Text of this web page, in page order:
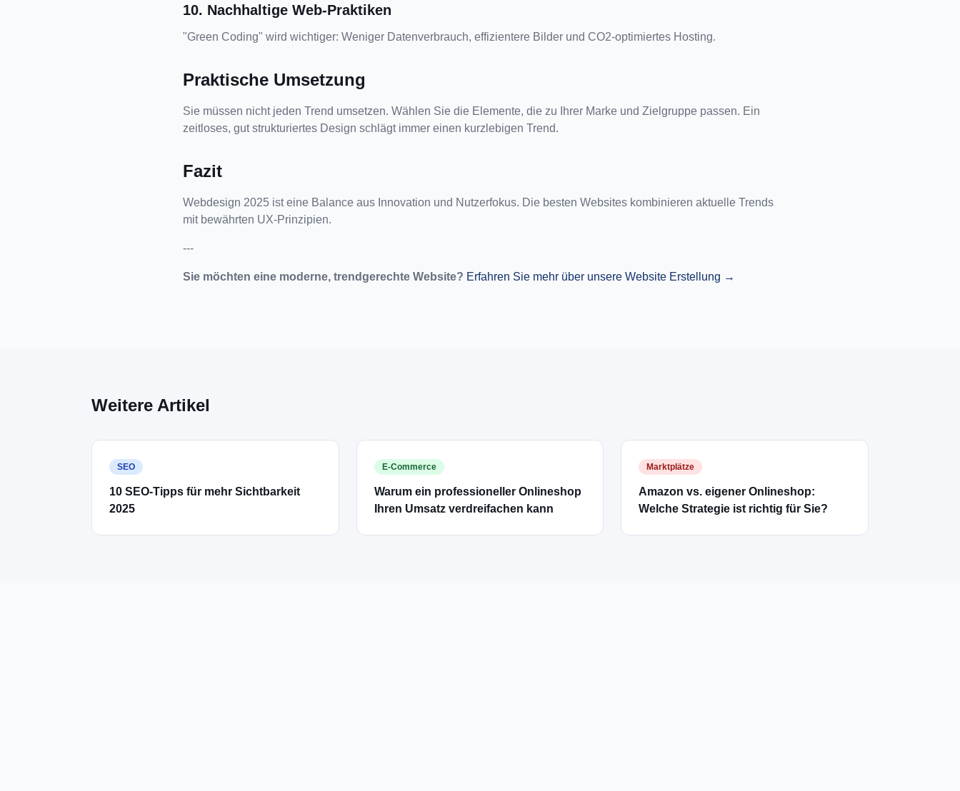
10. Nachhaltige Web-Praktiken
"Green Coding" wird wichtiger: Weniger Datenverbrauch, effizientere Bilder und CO2-optimiertes Hosting.
Praktische Umsetzung
Sie müssen nicht jeden Trend umsetzen. Wählen Sie die Elemente, die zu Ihrer Marke und Zielgruppe passen. Ein
zeitloses, gut strukturiertes Design schlägt immer einen kurzlebigen Trend.
Fazit
Webdesign 2025 ist eine Balance aus Innovation und Nutzerfokus. Die besten Websites kombinieren aktuelle Trends
mit bewährten UX-Prinzipien.
---
Sie möchten eine moderne, trendgerechte Website? Erfahren Sie mehr über unsere Website Erstellung →
Weitere Artikel
SEO
10 SEO-Tipps für mehr Sichtbarkeit
2025
E-Commerce
Warum ein professioneller Onlineshop
Ihren Umsatz verdreifachen kann
Marktplätze
Amazon vs. eigener Onlineshop:
Welche Strategie ist richtig für Sie?